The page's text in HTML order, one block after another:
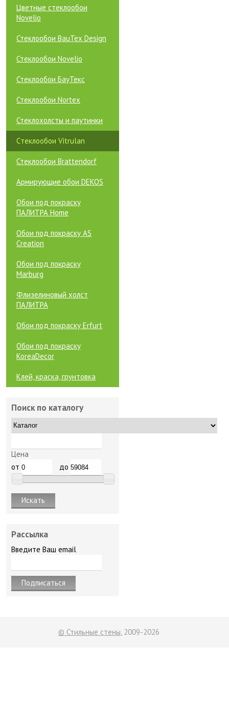
Цветные стеклообои
Novelio
Стеклообои BauTex Design
Стеклообои Novelio
Стеклообои БауТекс
Стеклообои Nortex
Стеклохолсты и паутинки
Cтеклообои Vitrulan
Стеклообои Brattendorf
Армирующие обои DEKOS
Обои под покраску
ПАЛИТРА Home
Обои под покраску AS
Creation
Обои под покраску
Marburg
Флизелиновый холст
ПАЛИТРА
Обои под покраску Erfurt
Обои под покраску
KoreaDecor
Клей, краска, грунтовка
Поиск по каталогу
Цена
от
до
Рассылка
Введите Ваш email
© Стильные стены, 2009-2026